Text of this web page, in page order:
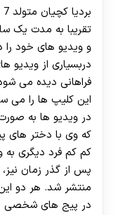
تقریبا به مدت یک
و ویدیو های خود را
دربسیاری از ویدیو
فراهانی دیده می
این کلیپ ها را
در ویدیو ها به
که وی با دختر های
کم کم فرد دیگری به
پس از گذر زمان
منتشر شد. هر دو این
در پیج های شخصی